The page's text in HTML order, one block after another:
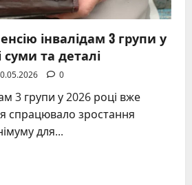
інвалідам 3 групи у
суми та деталі
0
3 групи у 2026 році вже
спрацювало зростання
для...